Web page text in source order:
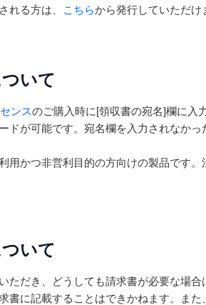
れる方は、 こちらから発行していただけ
いて
ンスのご購入時に[領収書の宛名]欄に入
ドが可能です。宛名欄を入力されなか
用かつ非営利目的の方向けの製品です
いて
ただき、どうしても請求書が必要な場
書に記載することはできかねます。ま